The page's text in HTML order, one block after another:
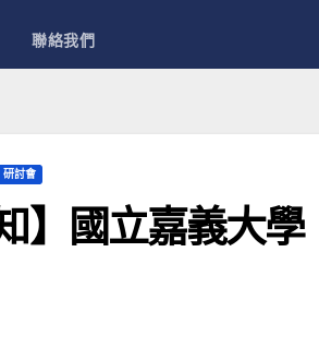
聯絡我們
研討會
知】國立嘉義大